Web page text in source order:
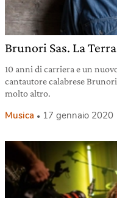
Brunori Sas. La
10 anni di carriera e un
cantautore calabrese
molto altro.
Musica 17 gennaio 2020